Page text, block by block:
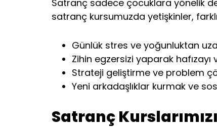
Satranç sadece çocuklara yönelik
satranç kursumuzda yetişkinler,
Günlük stres ve yoğunluktan
Zihin egzersizi yaparak hafızayı
Strateji geliştirme ve problem
Yeni arkadaşlıklar kurmak ve
Satranç